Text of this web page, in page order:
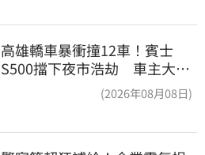
高雄轎車暴衝撞12車！賓士
S500擋下夜市浩劫 車主大
(2026年08月08日)